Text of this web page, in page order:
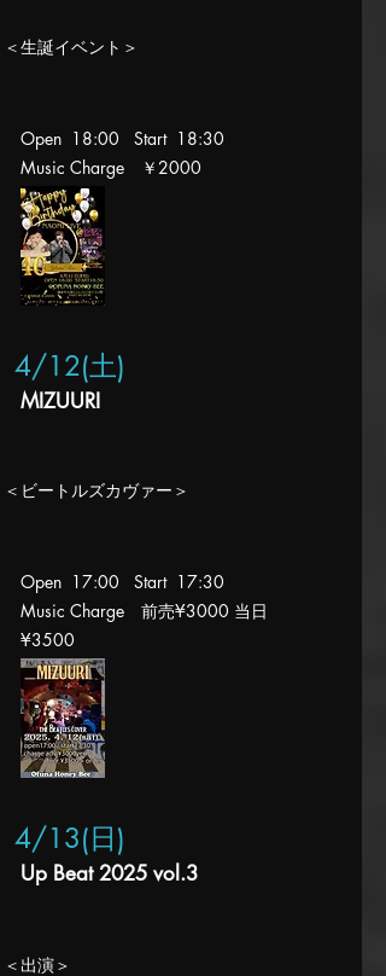
＜生誕イベント＞
Open 18:00 Start 18:30
Music Charge ￥2000
4/12(土)
MIZUURI
＜ビートルズカヴァー＞
Open 17:00 Start 17:30
Music Charge 前売¥3000 当日
¥3500
4/13(日)
Up Beat 2025 vol.3
​＜出演＞